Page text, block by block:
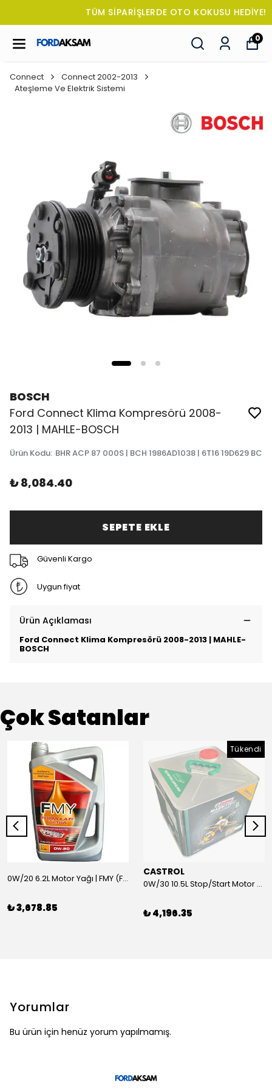
TÜM SİPARİŞLERDE OTO KOKUSU HEDİYE!
0
Connect
Connect 2002-2013
Ateşleme Ve Elektrik Sistemi
BOSCH
Ford Connect Klima Kompresörü 2008-
2013 | MAHLE-BOSCH
Ürün Kodu: BHR ACP 87 000S | BCH 1986AD1038 | 6T16 19D629 BC
₺ 8,084.40
SEPETE EKLE
Güvenli Kargo
Uygun fiyat
Ürün Açıklaması
Ford Connect Klima Kompresörü 2008-2013 | MAHLE-
BOSCH
Çok Satanlar
0W/20 6.2L Motor Yağı | FMY (Ford Motor Yağları)
₺ 3,678.85
Tükendi
CASTROL
0W/30 10.5L Stop/Start Motor Yağı | CASTROL
₺ 4,196.35
Yorumlar
Bu ürün için henüz yorum yapılmamış.